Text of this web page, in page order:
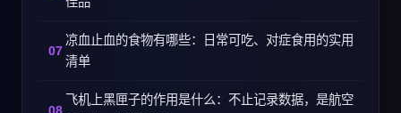
凉血止血的食物有哪些：日常可吃、对症食用的实用
清单
飞机上黑匣子的作用是什么：不止记录数据，是航空